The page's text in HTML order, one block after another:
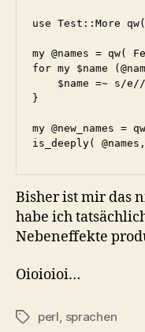
use Test::More
my @names = qw(
for my $name
$name =~ s/
}
my @new_names
Bisher ist mir das
habe ich
Nebeneffekte
Oioioioi…
Schlagwörter
perl, sprachen